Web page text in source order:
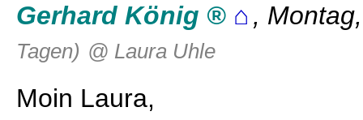
Gerhard König ,
Tagen) @ Laura Uhle
Moin Laura,